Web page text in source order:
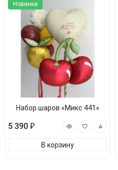
Новинка
Набор шаров «Микс 441»
5 390 ₽
В корзину